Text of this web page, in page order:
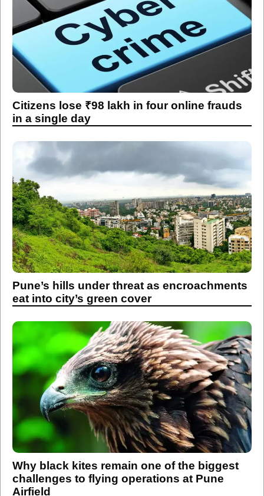
Citizens lose ₹98 lakh in four online frauds
in a single day
Pune’s hills under threat as encroachments
eat into city’s green cover
Why black kites remain one of the biggest
challenges to flying operations at Pune
Airfield